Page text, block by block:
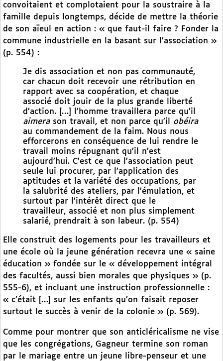
convoitaient et complotaient pour la soustraire à la
famille depuis longtemps, décide de mettre la théorie
de son aïeul en action : « que faut-il faire ? Fonder la
commune industrielle en la basant sur l’association »
(p. 554) :
Je dis association et non pas communauté,
car chacun doit recevoir une rétribution en
rapport avec sa coopération, et chaque
associé doit jouir de la plus grande liberté
d’action. […] l’homme travaillera parce qu’il
aimerason travail, et non parce qu’il obéira
au commandement de la faim. Nous nous
efforcerons en conséquence de lui rendre le
travail moins répugnant qu’il n’est
aujourd’hui. C’est ce que l’association peut
seule lui procurer, par l’application des
aptitudes et la variété des occupations, par
la salubrité des ateliers, par l’émulation, et
surtout par l’intérêt direct que le
travailleur, associé et non plus simplement
salarié, prendrait à son labeur. (p. 554)
Elle construit des logements pour les travailleurs et
une école où la jeune génération recevra une « saine
éducation » fondée sur le « développement intégral
des facultés, aussi bien morales que physiques » (p.
555-6), et incluant une instruction professionnelle :
« c’était […] sur les enfants qu’on faisait reposer
surtout le succès à venir de la colonie » (p. 569).
Comme pour montrer que son anticléricalisme ne vise
que les congrégations, Gagneur termine son roman
par le mariage entre un jeune libre-penseur et une